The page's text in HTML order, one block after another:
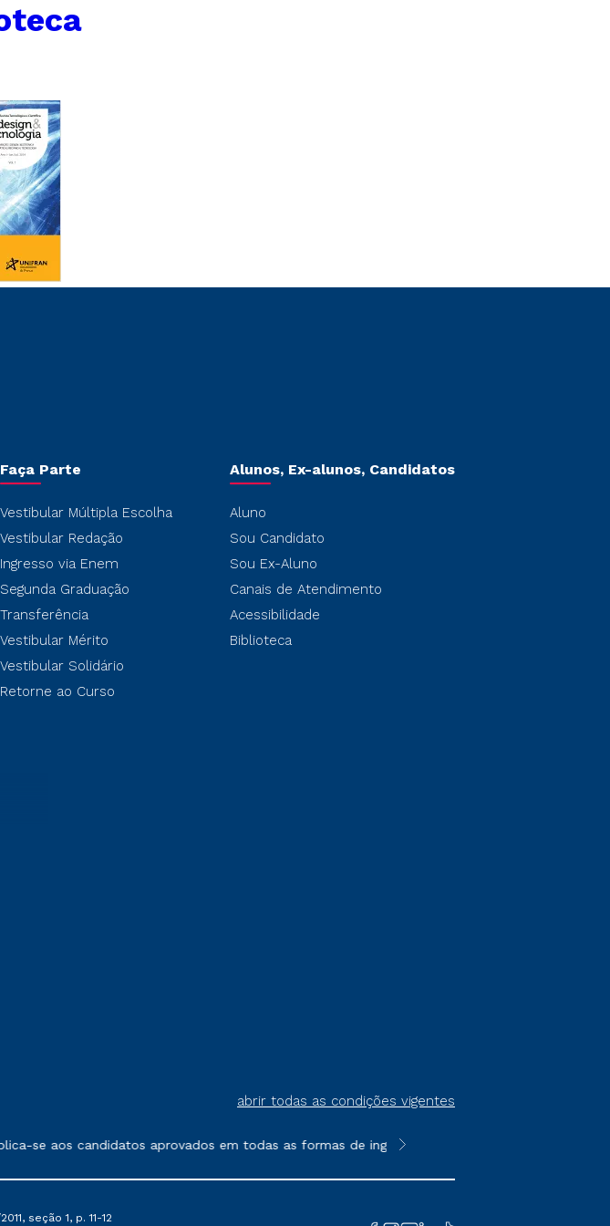
Faça Parte
Vestibular Múltipla Escolha
Vestibular Redação
Ingresso via Enem
Segunda Graduação
Transferência
Vestibular Mérito
Vestibular Solidário
Retorne ao Curso
Alunos, Ex-alunos, Candidatos
Aluno
Sou Candidato
Sou Ex-Aluno
Canais de Atendimento
Acessibilidade
Biblioteca
abrir todas as condições vigentes
de serviços
se aos candidatos aprovados em todas as formas de ingresso, exceto na prova on-line
**Semipresencial é um formato do
seção 1, p. 11-12